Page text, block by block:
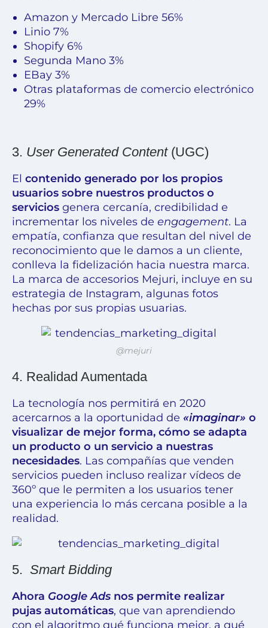
Amazon y Mercado Libre 56%
Linio 7%
Shopify 6%
Segunda Mano 3%
EBay 3%
Otras plataformas de comercio electrónico
29%
3. User Generated Content(UGC)
El contenido generado por los propios
usuarios sobre nuestros productos o
servicios genera cercanía, credibilidad e
incrementar los niveles de engagement. La
empatía, confianza que resultan del nivel de
reconocimiento que le damos a un cliente,
conlleva la fidelización hacia nuestra marca.
La marca de accesorios Mejuri, incluye en su
estrategia de Instagram, algunas fotos
hechas por sus propias usuarias.
@mejuri
4. Realidad Aumentada
La tecnología nos permitirá en 2020
acercarnos a la oportunidad de «imaginar» o
visualizar de mejor forma, cómo se adapta
un producto o un servicio a nuestras
necesidades. Las compañías que venden
servicios pueden incluso realizar vídeos de
360º que le permiten a los usuarios tener
una experiencia lo más cercana posible a la
realidad.
5. Smart Bidding
Ahora Google Ads nos permite realizar
pujas automáticas, que van aprendiendo
con el algoritmo qué funciona mejor, a qué